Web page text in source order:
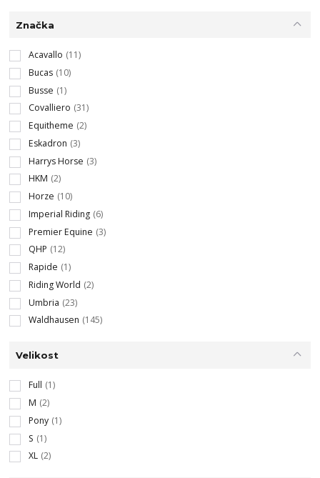
Značka
Acavallo (11)
Bucas (10)
Busse (1)
Covalliero (31)
Equitheme (2)
Eskadron (3)
Harrys Horse (3)
HKM (2)
Horze (10)
Imperial Riding (6)
Premier Equine (3)
QHP (12)
Rapide (1)
Riding World (2)
Umbria (23)
Waldhausen (145)
Velikost
Full (1)
M (2)
Pony (1)
S (1)
XL (2)